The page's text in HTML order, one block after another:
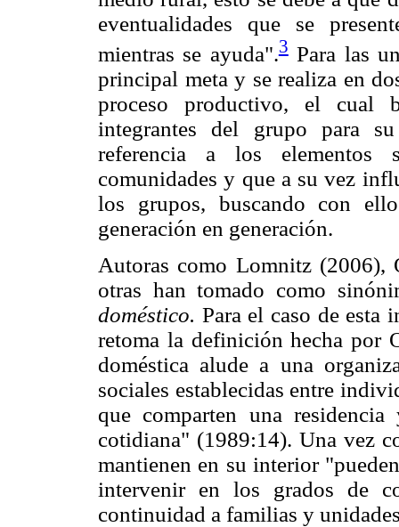
eventualidades que se
mientras se ayuda".3Para las
principal meta y se realiza en
proceso productivo, el cual
integrantes del grupo para
referencia a los elementos
comunidades y que a su vez
los grupos, buscando con
generación en generación.
Autoras como Lomnitz
otras han tomado como
doméstico. Para el caso de esta
retoma la definición hecha por
doméstica alude a una
sociales establecidas entre
que comparten una
cotidiana" (1989:14). Una vez
mantienen en su interior
intervenir en los grados de
continuidad a familias y